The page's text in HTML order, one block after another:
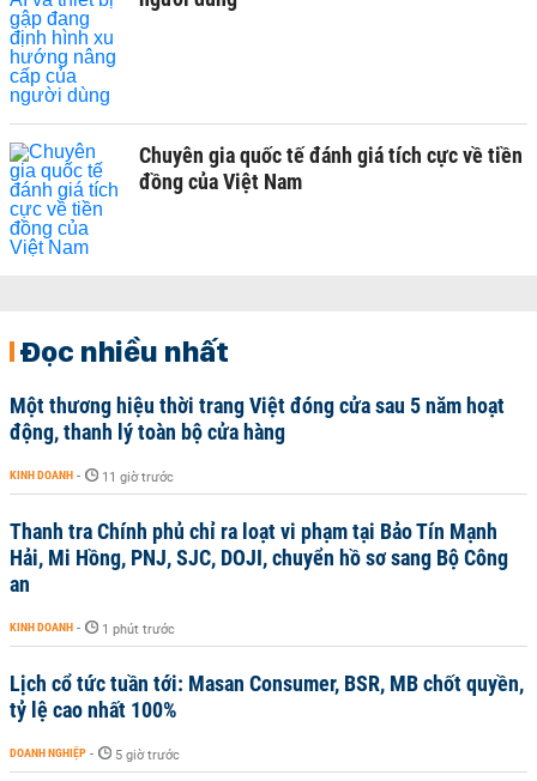
Chuyên gia quốc tế đánh giá tích cực về tiền
đồng của Việt Nam
Đọc nhiều nhất
Một thương hiệu thời trang Việt đóng cửa sau 5 năm hoạt
động, thanh lý toàn bộ cửa hàng
KINH DOANH - 11 giờ trước
Thanh tra Chính phủ chỉ ra loạt vi phạm tại Bảo Tín Mạnh
Hải, Mi Hồng, PNJ, SJC, DOJI, chuyển hồ sơ sang Bộ Công
an
KINH DOANH - 1 phút trước
Lịch cổ tức tuần tới: Masan Consumer, BSR, MB chốt quyền,
tỷ lệ cao nhất 100%
DOANH NGHIỆP - 5 giờ trước